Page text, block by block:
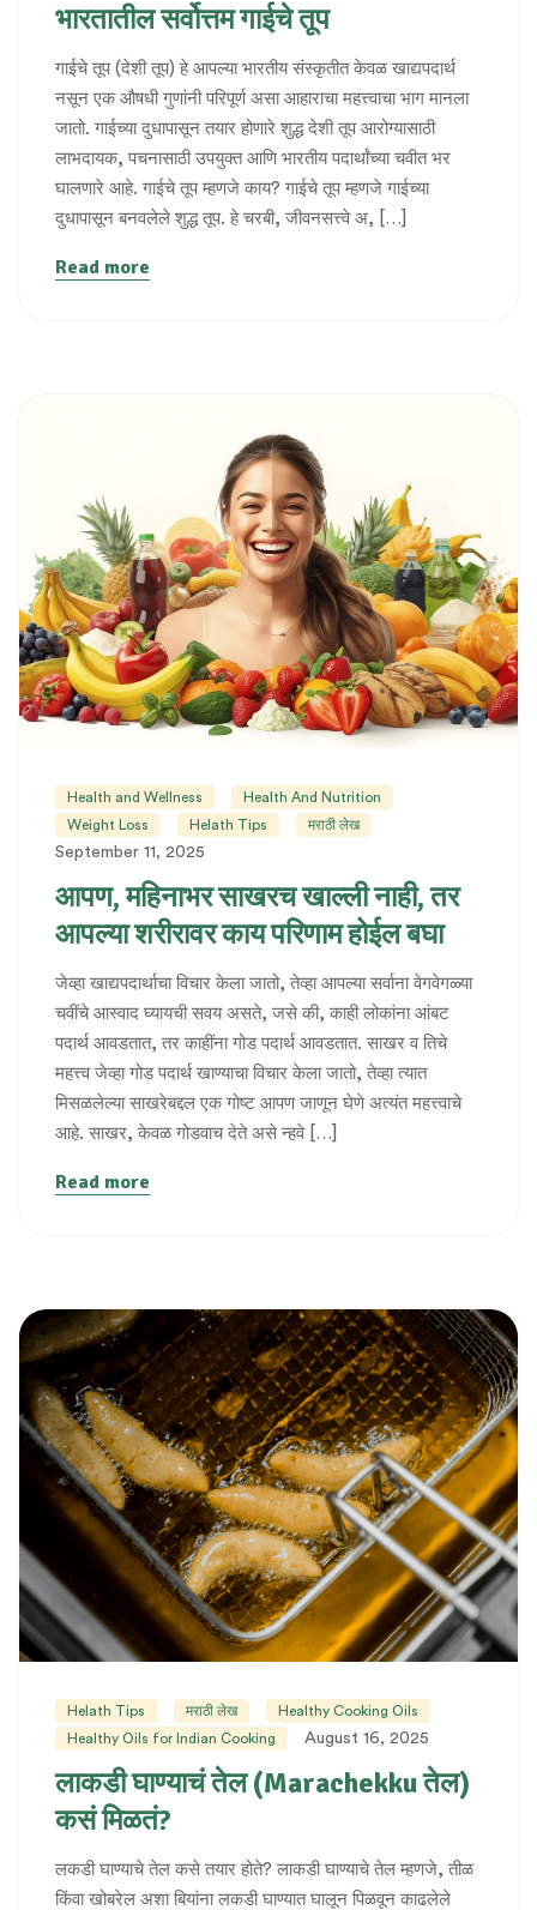
भारतातील सर्वोत्तम गाईचे तूप
गाईचे तूप (देशी तूप) हे आपल्या भारतीय संस्कृतीत केवळ खाद्यपदार्थ
नसून एक औषधी गुणांनी परिपूर्ण असा आहाराचा महत्त्वाचा भाग मानला
जातो. गाईच्या दुधापासून तयार होणारे शुद्ध देशी तूप आरोग्यासाठी
लाभदायक, पचनासाठी उपयुक्त आणि भारतीय पदार्थांच्या चवीत भर
घालणारे आहे. गाईचे तूप म्हणजे काय? गाईचे तूप म्हणजे गाईच्या
दुधापासून बनवलेले शुद्ध तूप. हे चरबी, जीवनसत्त्वे अ, […]
Read more
Health and Wellness
Health And Nutrition
Weight Loss
Helath Tips मराठी लेख
September 11, 2025
आपण, महिनाभर साखरच खाल्ली नाही, तर
आपल्या शरीरावर काय परिणाम होईल बघा
जेव्हा खाद्यपदार्थाचा विचार केला जातो, तेव्हा आपल्या सर्वाना वेगवेगळ्या
चवींचे आस्वाद घ्यायची सवय असते, जसे की, काही लोकांना आंबट
पदार्थ आवडतात, तर काहींना गोड पदार्थ आवडतात. साखर व तिचे
महत्त्व जेव्हा गोड पदार्थ खाण्याचा विचार केला जातो, तेव्हा त्यात
मिसळलेल्या साखरेबद्दल एक गोष्ट आपण जाणून घेणे अत्यंत महत्त्वाचे
आहे. साखर, केवळ गोडवाच देते असे न्हवे […]
Read more
Helath Tips मराठी लेख
Healthy Cooking Oils
Healthy Oils for Indian Cooking
August 16, 2025
लाकडी घाण्याचं तेल (Marachekku तेल)
कसं मिळतं?
लकडी घाण्याचे तेल कसे तयार होते? लाकडी घाण्याचे तेल म्हणजे, तीळ
किंवा खोबरेल अशा बियांना लकडी घाण्यात घालून पिळवून काढलेले